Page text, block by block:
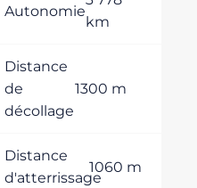
Autonomie
km
Distance
de
décollage
1300 m
Distance
d'atterrissage
1060 m